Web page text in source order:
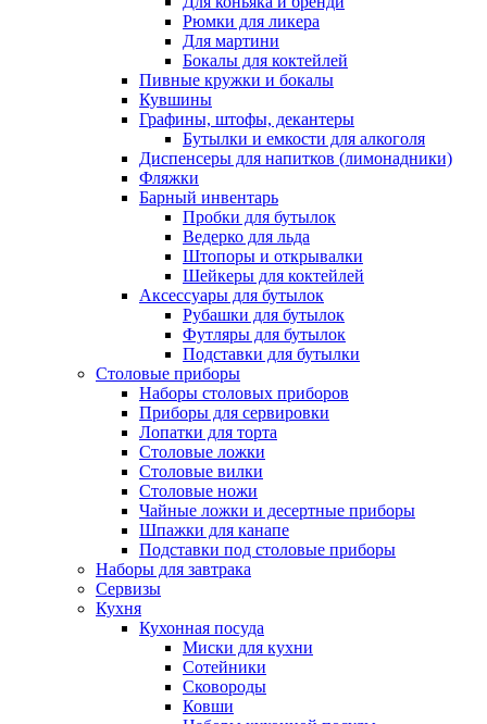
Рюмки для ликера
Для мартини
Бокалы для коктейлей
Пивные кружки и бокалы
Кувшины
Графины, штофы, декантеры
Бутылки и емкости для алкоголя
Диспенсеры для напитков (лимонадники)
Фляжки
Барный инвентарь
Пробки для бутылок
Ведерко для льда
Штопоры и открывалки
Шейкеры для коктейлей
Аксессуары для бутылок
Рубашки для бутылок
Футляры для бутылок
Подставки для бутылки
Столовые приборы
Наборы столовых приборов
Приборы для сервировки
Лопатки для торта
Столовые ложки
Столовые вилки
Столовые ножи
Чайные ложки и десертные приборы
Шпажки для канапе
Подставки под столовые приборы
Наборы для завтрака
Сервизы
Кухня
Кухонная посуда
Миски для кухни
Сотейники
Сковороды
Ковши